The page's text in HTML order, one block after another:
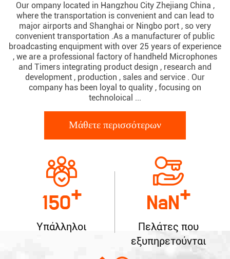
Our ompany located in Hangzhou City Zhejiang China ,
where the transportation is convenient and can lead to
major airports and Shanghai or Ningbo port , so very
convenient transportation .As a manufacturer of public
broadcasting enquipment with over 25 years of experience
, we are a professional factory of handheld Microphones
and Timers integrating product design , research and
development , production , sales and service . Our
company has been loyal to quality , focusing on
technoloical ...
Μάθετε περισσότερων
150+
Υπάλληλοι
NaN+
Πελάτες που
εξυπηρετούνται